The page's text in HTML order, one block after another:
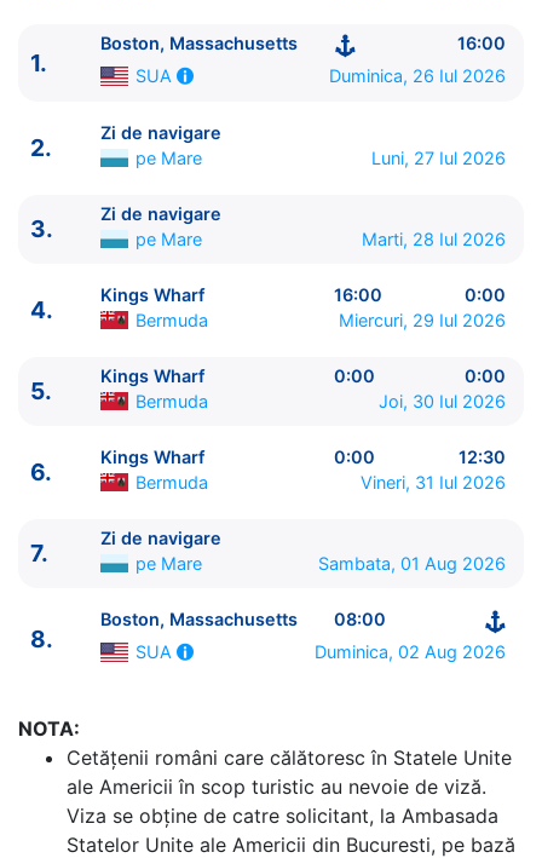
Sosire pe 02 Aug 2026in Boston, Massachusetts,
SUA
Norwegian Cruise Line
Norwegian Breakaway
ITINERARIU
Ziua | Portul | Sosire - Plecare
Boston, Massachusetts
2.
Zi de navigare pe Mare
0:00 - 0:00
Kings Wharf Bermuda 16:00 - 0:00
5.
Kings Wharf Bermuda
0:00 - 0:00
8. Boston, Massachusetts
1.
Boston, Massachusetts
16:00
SUA
Duminica, 26 Iul 2026
2.
Zi de navigare
pe Mare
Luni, 27 Iul 2026
3.
Zi de navigare
pe Mare
Marti, 28 Iul 2026
4.
Kings Wharf 16:00
0:00
Bermuda
Miercuri, 29 Iul 2026
5.
Kings Wharf 0:00
0:00
Bermuda
Joi, 30 Iul 2026
6.
Kings Wharf 0:00
12:30
Bermuda
Vineri, 31 Iul 2026
7.
Zi de navigare
pe Mare
Sambata, 01 Aug 2026
8.
Boston, Massachusetts
08:00
SUA
Duminica, 02 Aug 2026
NOTA:
Cetăţenii români care călătoresc în Statele Unite
ale Americii în scop turistic au nevoie de viză.
Viza se obține de catre solicitant, la Ambasada
Statelor Unite ale Americii din Bucuresti, pe bază